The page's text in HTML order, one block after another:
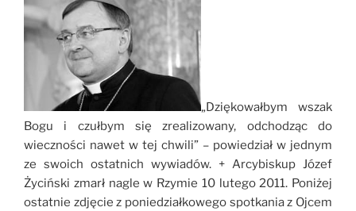
„Dziękowałbym wszak
Bogu i czułbym się zrealizowany, odchodząc do
wieczności nawet w tej chwili” – powiedział w jednym
ze swoich ostatnich wywiadów. + Arcybiskup Józef
Życiński zmarł nagle w Rzymie 10 lutego 2011. Poniżej
ostatnie zdjęcie z poniedziałkowego spotkania z Ojcem